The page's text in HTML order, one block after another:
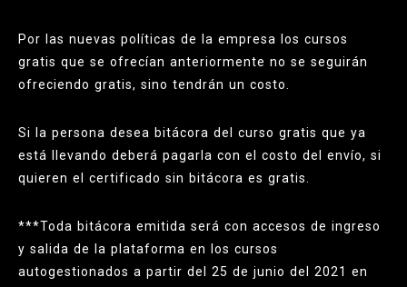
Por las nuevas políticas de la empresa los cursos
gratis que se ofrecían anteriormente no se seguirán
ofreciendo gratis, sino tendrán un costo.
Si la persona desea bitácora del curso gratis que ya
está llevando deberá pagarla con el costo del envío, si
quieren el certificado sin bitácora es gratis.
***Toda bitácora emitida será con accesos de ingreso
y salida de la plataforma en los cursos
autogestionados a partir del 25 de junio del 2021 en